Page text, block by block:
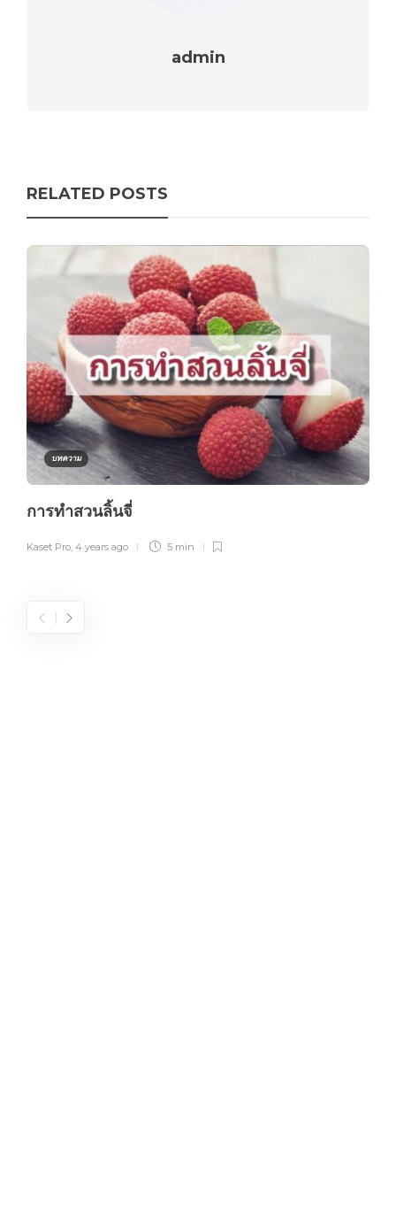
admin
RELATED POSTS
บทความ
การทำสวนลิ้นจี่
Kaset Pro, 4 years ago 5 min